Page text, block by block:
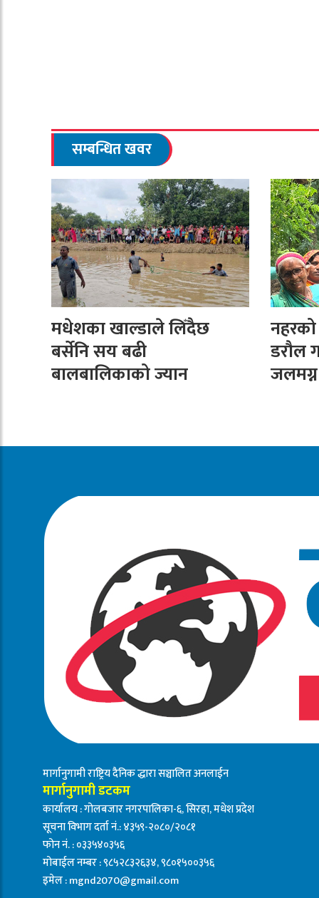
सम्बन्धित खवर
मधेशका खाल्डाले लिँदैछ
बर्सेनि सय बढी
बालबालिकाको ज्यान
डरौल
जलमग्न
मार्गानुगामी राष्ट्रिय दैनिक द्धारा सञ्चालित अनलाईन
मार्गानुगामी डटकम
कार्यालय : गोलबजार नगरपालिका-६, सिरहा, मधेश प्रदेश
सूचना विभाग दर्ता नं.: ४३५९-२०८०/२०८१
फोन नं. : ०३३५४०३५६
मोबाईल नम्बर : ९८५२८३२६३४, ९८०१५००३५६
इमेल :mgnd2070@gmail.com